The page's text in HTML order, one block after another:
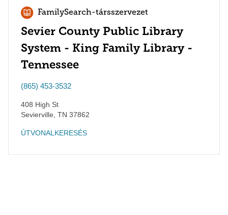
FamilySearch-társszervezet
Sevier County Public Library
System - King Family Library -
Tennessee
(865) 453-3532
408 High St
Sevierville TN 37862
ÚTVONALKERESÉS